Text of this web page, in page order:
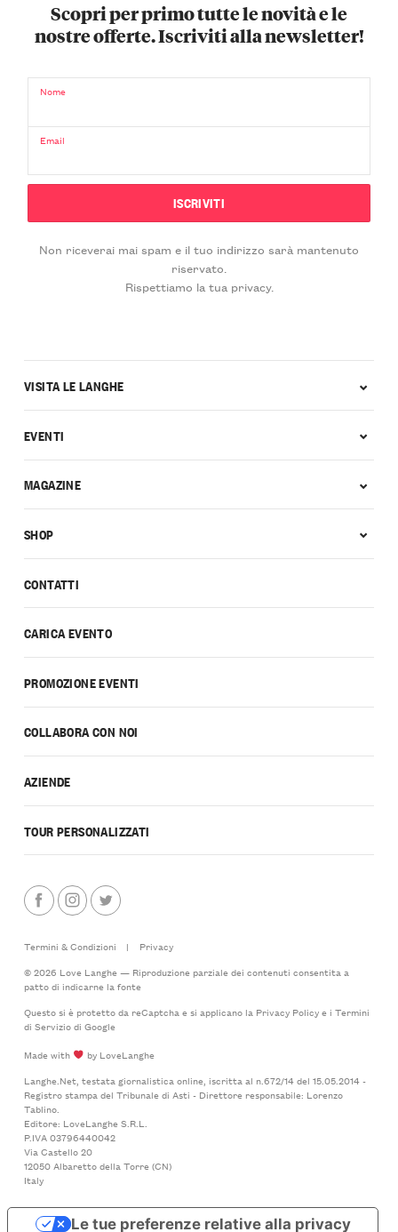
Scopri per primo tutte le novità e le
nostre offerte. Iscriviti alla newsletter!
Nome
Email
Non riceverai mai spam e il tuo indirizzo sarà mantenuto
riservato.
Rispettiamo la tua privacy.
CONTATTI
CARICA EVENTO
PROMOZIONE EVENTI
COLLABORA CON NOI
AZIENDE
TOUR PERSONALIZZATI
VISITA LE LANGHE
EVENTI
MAGAZINE
SHOP
Termini & Condizioni |
Privacy
© 2026 Love Langhe — Riproduzione parziale dei contenuti consentita a
patto di indicarne la fonte
Questo si è protetto da reCaptcha e si applicano la Privacy Policye i Termini
di Serviziodi Google
Made with
by LoveLanghe
Langhe.Net, testata giornalistica online, iscritta al n.672/14 del 15.05.2014 -
Registro stampa del Tribunale di Asti - Direttore responsabile: Lorenzo
Tablino.
Editore: LoveLanghe S.R.L.
P.IVA 03796440042
Via Castello 20
12050 Albaretto della Torre (CN)
Italy
Le tue preferenze relative alla privacy